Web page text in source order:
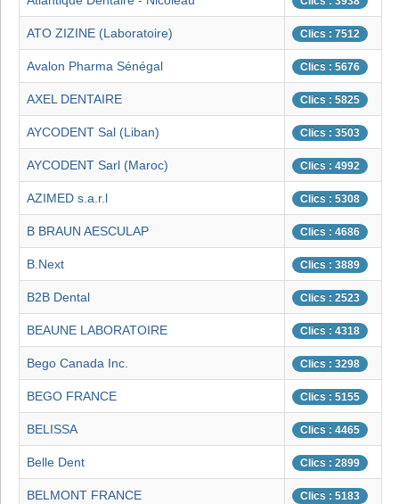
ATO ZIZINE (Laboratoire) Clics : 7512
Avalon Pharma Sénégal Clics : 5676
AXEL DENTAIRE Clics : 5825
AYCODENT Sal (Liban) Clics : 3503
AYCODENT Sarl (Maroc) Clics : 4992
AZIMED s.a.r.l Clics : 5308
B BRAUN AESCULAP Clics : 4686
B.Next Clics : 3889
B2B Dental Clics : 2523
BEAUNE LABORATOIRE Clics : 4318
Bego Canada Inc. Clics : 3298
BEGO FRANCE Clics : 5155
BELISSA Clics : 4465
Belle Dent Clics : 2899
BELMONT FRANCE Clics : 5183